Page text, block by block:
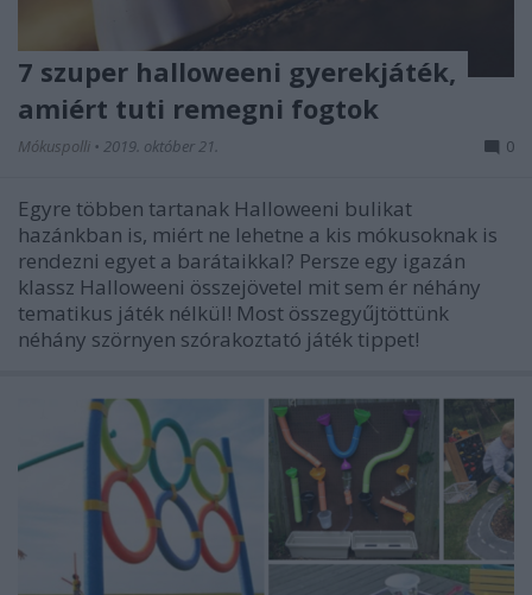
7 szuper halloweeni gyerekjáték,
amiért tuti remegni fogtok
Mókuspolli • 2019. október 21. 0
Egyre többen tartanak Halloweeni bulikat
hazánkban is, miért ne lehetne a kis mókusoknak is
rendezni egyet a barátaikkal? Persze egy igazán
klassz Halloweeni összejövetel mit sem ér néhány
tematikus játék nélkül! Most összegyűjtöttünk
néhány szörnyen szórakoztató játék tippet!